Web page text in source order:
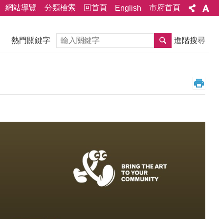
網站導覽 分類檢索 回首頁 English 市府首頁
熱門關鍵字 搜尋 進階搜尋